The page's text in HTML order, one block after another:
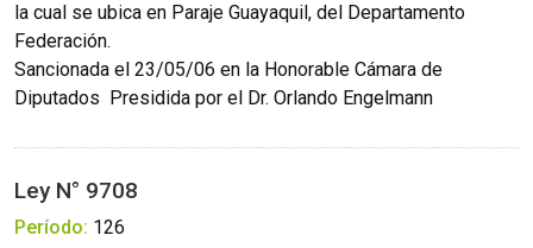
la cual se ubica en Paraje Guayaquil, del Departamento
Federación.
Sancionada el 23/05/06 en la Honorable Cámara de
Diputados  Presidida por el Dr. Orlando Engelmann
Ley N° 9708
Período: 126